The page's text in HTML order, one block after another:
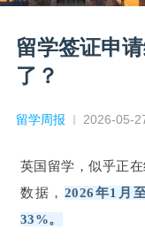
留学签证申
了？
留学周报 2026-05-
英国留学，似乎正
数据， 2026年1月
33%。